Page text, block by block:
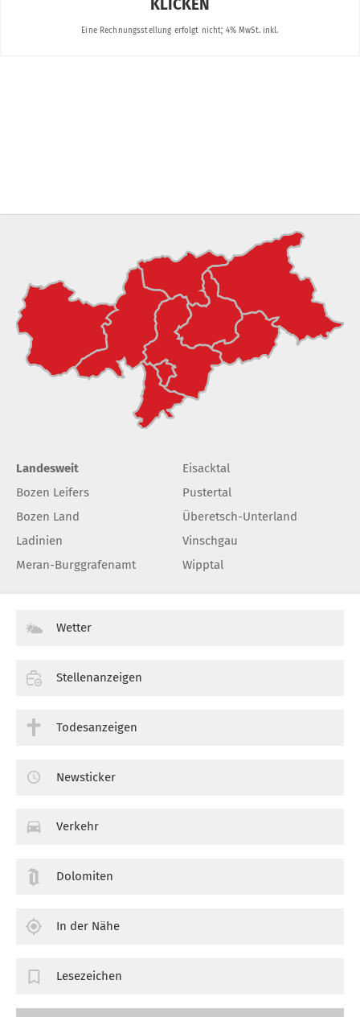
Landesweit
Bozen Leifers
Bozen Land
Ladinien
Meran-Burggrafenamt
Eisacktal
Pustertal
Überetsch-Unterland
Vinschgau
Wipptal
Wetter
Stellenanzeigen
Todesanzeigen
Newsticker
Verkehr
Dolomiten
In der Nähe
Lesezeichen